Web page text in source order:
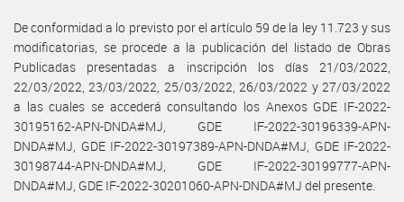
De conformidad a lo previsto por el artículo 59 de la ley 11.723 y sus
modificatorias, se procede a la publicación del listado de Obras
Publicadas presentadas a inscripción los días 21/03/2022,
22/03/2022, 23/03/2022, 25/03/2022, 26/03/2022 y 27/03/2022
a las cuales se accederá consultando los Anexos GDE IF-2022-
30195162-APN-DNDA#MJ, GDE IF-2022-30196339-APN-
DNDA#MJ, GDE IF-2022-30197389-APN-DNDA#MJ, GDE IF-2022-
30198744-APN-DNDA#MJ, GDE IF-2022-30199777-APN-
DNDA#MJ, GDE IF-2022-30201060-APN-DNDA#MJ del presente.